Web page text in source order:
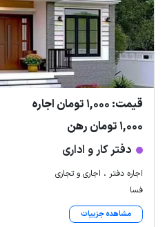
قیمت: 1,000 تومان اجاره
1,000 تومان رهن
دفتر کار و اداری
اجاره دفتر ، اجاری و تجاری
فسا
مشاهده جزییات